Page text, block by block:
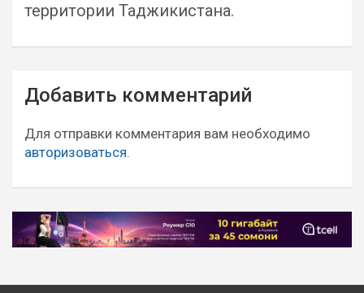
территории Таджикистана.
Навигация
по
записям
Добавить комментарий
Для отправки комментария вам необходимо
авторизоваться.